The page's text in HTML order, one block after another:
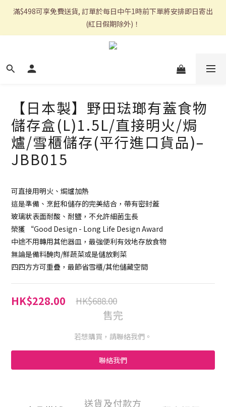
滿$498可享免費送貨, 訂單於每日中午1時前下單將安排即日寄出
(紅日假期除外)！
【日本製】野田琺瑯有蓋食物
儲存盒(L)1.5L/直接明火/焗
爐/雪櫃儲存(平行進口貨品)–
JBB015
可直接用明火、焗爐加熱
這是準備、烹飪和儲存的完美結合，帶有密封蓋
玻璃狀表面耐酸、耐鹽，不允許細菌生長
榮獲 “Good Design - Long Life Design Award
中途不用轉用其他器皿，最強便利有效地存放食物
無論是備料醃肉/鮮蔬菜或是儲放剩菜
四四方方可重疊，最節省雪櫃/其他儲藏空間
HK$228.00 HK$688.00
售完
若想購買，請聯絡我們。
聯絡我們
送貨及付款方